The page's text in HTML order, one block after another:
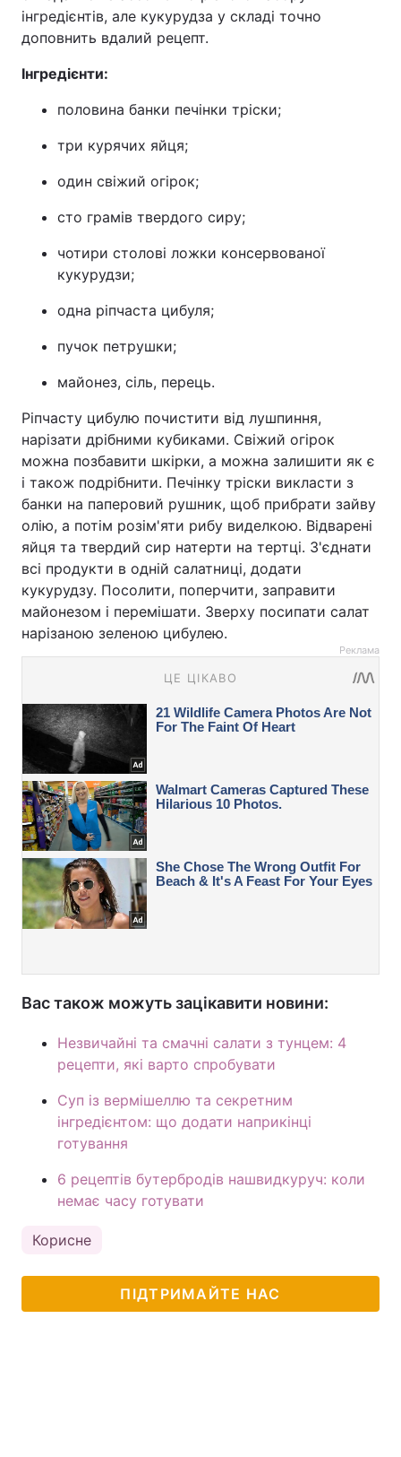
інгредієнтів, але кукурудза у складі точно
доповнить вдалий рецепт.
Інгредієнти:
половина банки печінки тріски;
три курячих яйця;
один свіжий огірок;
сто грамів твердого сиру;
чотири столові ложки консервованої
кукурудзи;
одна ріпчаста цибуля;
пучок петрушки;
майонез, сіль, перець.
Ріпчасту цибулю почистити від лушпиння,
нарізати дрібними кубиками. Свіжий огірок
можна позбавити шкірки, а можна залишити як є
і також подрібнити. Печінку тріски викласти з
банки на паперовий рушник, щоб прибрати зайву
олію, а потім розім'яти рибу виделкою. Відварені
яйця та твердий сир натерти на тертці. З'єднати
всі продукти в одній салатниці, додати
кукурудзу. Посолити, поперчити, заправити
майонезом і перемішати. Зверху посипати салат
нарізаною зеленою цибулею.
Реклама
Вас також можуть зацікавити новини:
Незвичайні та смачні салати з тунцем: 4
рецепти, які варто спробувати
Суп із вермішеллю та секретним
інгредієнтом: що додати наприкінці
готування
6 рецептів бутербродів нашвидкуруч: коли
немає часу готувати
Корисне
ПІДТРИМАЙТЕ НАС